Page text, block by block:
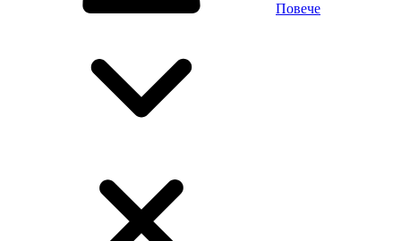
Повече